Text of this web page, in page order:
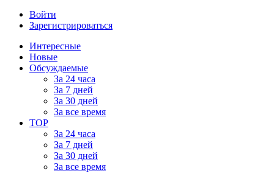
Войти
Зарегистрироваться
Интересные
Новые
Обсуждаемые
За 24 часа
За 7 дней
За 30 дней
За все время
TOP
За 24 часа
За 7 дней
За 30 дней
За все время